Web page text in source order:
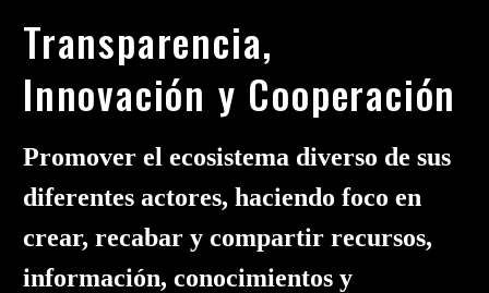
Transparencia,
Innovación y Cooperación
Promover el ecosistema diverso de sus
diferentes actores, haciendo foco en
crear, recabar y compartir recursos,
información, conocimientos y